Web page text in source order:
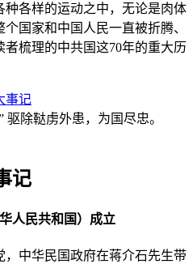
各样的运动之中，无论是肉体
国家和中国人民一直被折腾、
梳理的中共国这70年的重大历
除鞑虏外患，为国尽忠。
记
人民共和国）成立
中华民国政府在蒋介石先生带